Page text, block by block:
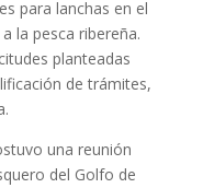
para lanchas en el
la pesca ribereña.
planteadas
de trámites,
una reunión
del Golfo de